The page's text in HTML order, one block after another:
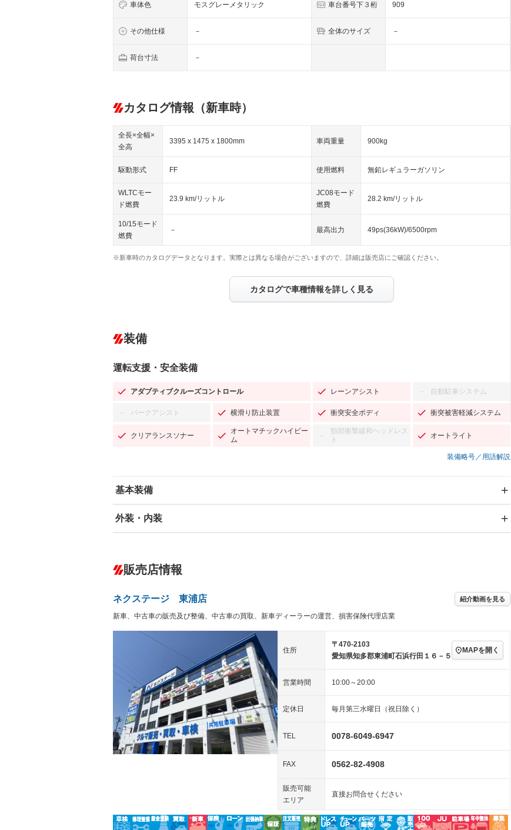
車体色 モスグレーメタリック 車台番号下３桁 909
その他仕様 － 全体のサイズ －
荷台寸法 －
カタログ情報（新車時）
全長×全幅×
全高
3395 x 1475 x 1800mm 車両重量 900kg
駆動形式 FF 使用燃料 無鉛レギュラーガソリン
WLTCモー
ド燃費
23.9 km/リットル
JC08モード
燃費
28.2 km/リットル
10/15モード
燃費
－ 最高出力 49ps(36kW)/6500rpm
※新車時のカタログデータとなります。実際とは異なる場合がございますので、詳細は販売店にご確認ください。
カタログで車種情報を詳しく見る
装備
運転支援・安全装備
アダプティブクルーズコントロール レーンアシスト － 自動駐車システム
－ パークアシスト 横滑り防止装置 衝突安全ボディ 衝突被害軽減システム
クリアランスソナー
オートマチックハイビー
ム
－
頸部衝撃緩和ヘッドレス
ト
オートライト
装備略号／用語解説
基本装備
エアバッグ：運転席/助手席/サイド
－ ダウンヒルアシストコントロール
Bluetooth接続 センターデフロック
装備略号／用語解説
外装・内装
オーディオ：ミュージックプレイヤー接続可
－
ヘッドライトウォッシャ
ー
キーレス
LEDヘッドランプ － HID(キセノンライト) － ポータブルナビ
エアロ スマートキー ローダウン
－ パワーシート 3列シート ベンチシート
フルフラットシート － チップアップシート オットマン
シートヒーター － ウォークスルー 後席モニター
フロントカメラ － シートエアコン
ルーフレール － エアサスペンション
販売店情報
ネクステージ 東浦店 紹介動画を見る
新車、中古車の販売及び整備、中古車の買取、新車ディーラーの運営、損害保険代理店業
住所
〒470-2103
愛知県知多郡東浦町石浜行田１６－５
MAPを開く
営業時間 10:00～20:00
定休日 毎月第三水曜日（祝日除く）
TEL 0078-6049-6947
FAX 0562-82-4908
販売可能
エリア
直接お問合せください